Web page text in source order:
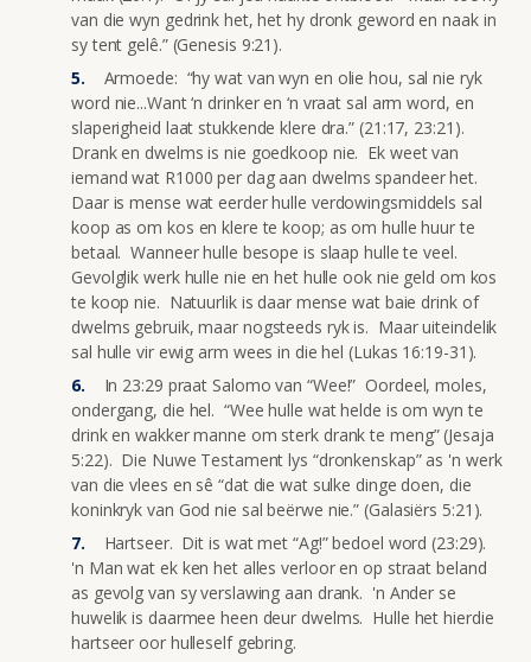
van die wyn gedrink het, het hy dronk geword en naak in
sy tent gelê.” (Genesis 9:21).
Armoede: “hy wat van wyn en olie hou, sal nie ryk
word nie...Want ‘n drinker en ‘n vraat sal arm word, en
slaperigheid laat stukkende klere dra.” (21:17, 23:21).
Drank en dwelms is nie goedkoop nie. Ek weet van
iemand wat R1000 per dag aan dwelms spandeer het.
Daar is mense wat eerder hulle verdowingsmiddels sal
koop as om kos en klere te koop; as om hulle huur te
betaal. Wanneer hulle besope is slaap hulle te veel.
Gevolglik werk hulle nie en het hulle ook nie geld om kos
te koop nie. Natuurlik is daar mense wat baie drink of
dwelms gebruik, maar nogsteeds ryk is. Maar uiteindelik
sal hulle vir ewig arm wees in die hel (Lukas 16:19-31).
In 23:29 praat Salomo van “Wee!” Oordeel, moles,
ondergang, die hel. “Wee hulle wat helde is om wyn te
drink en wakker manne om sterk drank te meng” (Jesaja
5:22). Die Nuwe Testament lys “dronkenskap” as 'n werk
van die vlees en sê “dat die wat sulke dinge doen, die
koninkryk van God nie sal beërwe nie.” (Galasiërs 5:21).
Hartseer. Dit is wat met “Ag!” bedoel word (23:29).
'n Man wat ek ken het alles verloor en op straat beland
as gevolg van sy verslawing aan drank. 'n Ander se
huwelik is daarmee heen deur dwelms. Hulle het hierdie
hartseer oor hulleself gebring.